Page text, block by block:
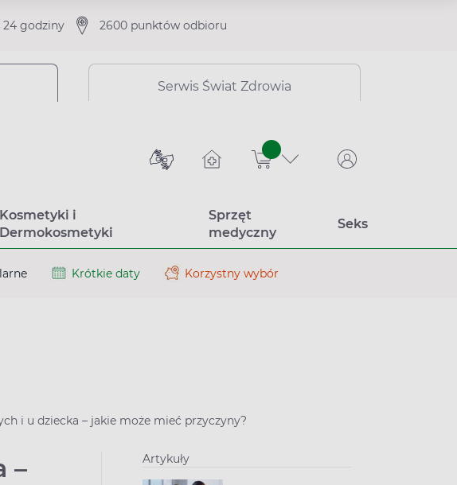
24 godziny 2600 punktów odbioru
Serwis Świat Zdrowia
sztuk
Kosmetyki i
Dermokosmetyki
Sprzęt
medyczny
Seks
Krótkie daty Korzystny wybór
i u dziecka – jakie może mieć przyczyny?
–
Artykuły